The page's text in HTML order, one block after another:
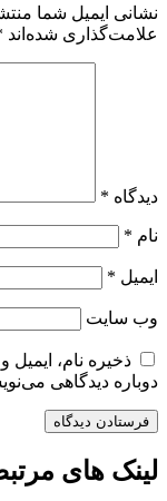
نشانی ایمیل شما
علامت‌گذاری شده‌اند
دیدگاه *
نام *
ایمیل *
وب‌ سایت
ذخیره نام،
دوباره دیدگاهی
لینک های